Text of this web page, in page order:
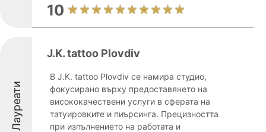
10
Лауреати
J.K. tattoo Plovdiv
В J.K. tattoo Plovdiv се намира студио,
фокусирано върху предоставянето на
висококачествени услуги в сферата на
татуировките и пиърсинга. Прецизността
при изпълнението на работата и